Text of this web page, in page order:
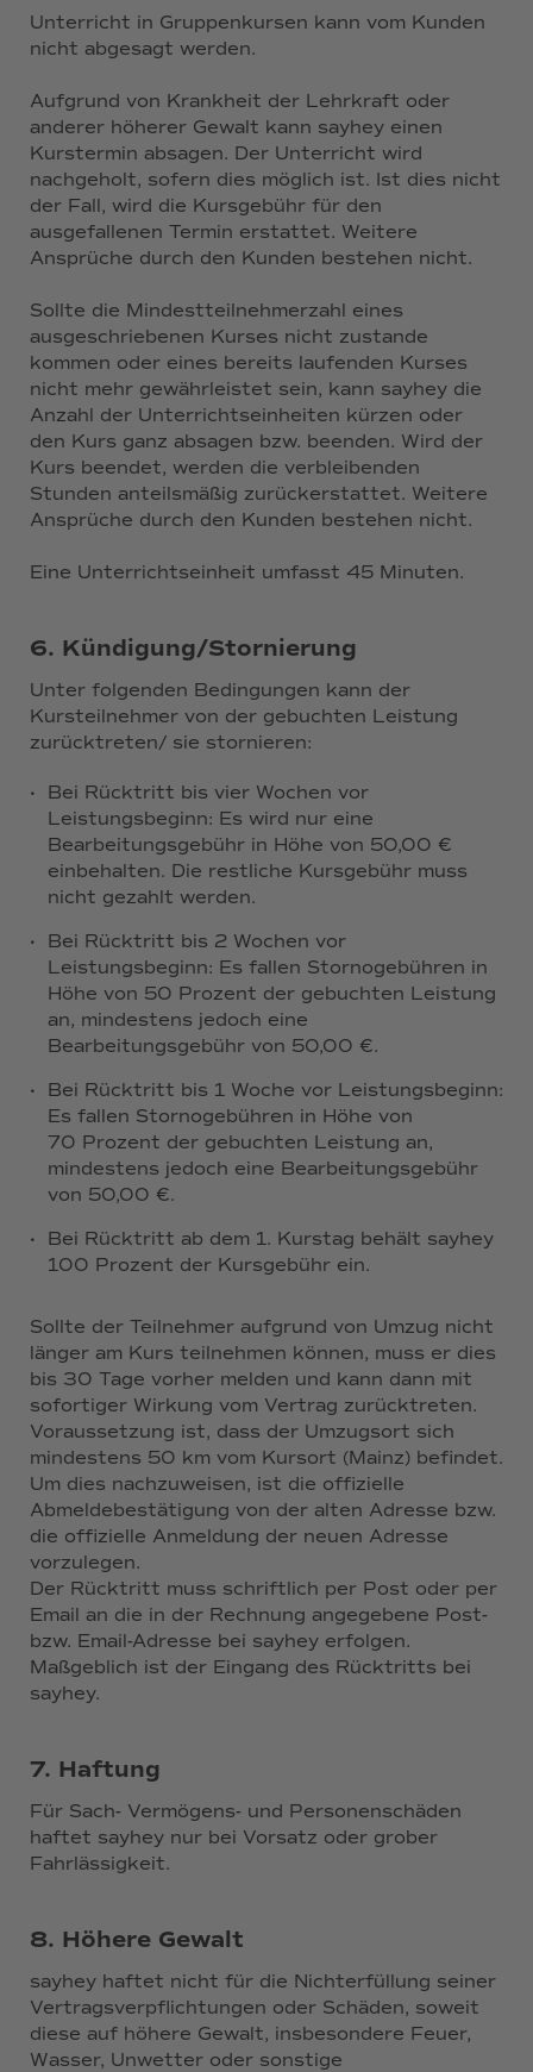
Unterricht in Gruppenkursen kann vom Kunden
nicht abgesagt werden.
Aufgrund von Krankheit der Lehrkraft oder
anderer höherer Gewalt kann sayhey einen
Kurstermin absagen. Der Unterricht wird
nachgeholt, sofern dies möglich ist. Ist dies nicht
der Fall, wird die Kursgebühr für den
ausgefallenen Termin erstattet. Weitere
Ansprüche durch den Kunden bestehen nicht.
Sollte die Mindestteilnehmerzahl eines
ausgeschriebenen Kurses nicht zustande
kommen oder eines bereits laufenden Kurses
nicht mehr gewährleistet sein, kann sayhey die
Anzahl der Unterrichtseinheiten kürzen oder
den Kurs ganz absagen bzw. beenden. Wird der
Kurs beendet, werden die verbleibenden
Stunden anteilsmäßig zurückerstattet. Weitere
Ansprüche durch den Kunden bestehen nicht.
Eine Unterrichtseinheit umfasst 45 Minuten.
6. Kündigung/Stornierung
Unter folgenden Bedingungen kann der
Kursteilnehmer von der gebuchten Leistung
zurücktreten/ sie stornieren:
·
Bei Rücktritt bis vier Wochen vor
Leistungsbeginn: Es wird nur eine
Bearbeitungsgebühr in Höhe von 50,00 €
einbehalten. Die restliche Kursgebühr muss
nicht gezahlt werden.
·
Bei Rücktritt bis 2 Wochen vor
Leistungsbeginn: Es fallen Stornogebühren in
Höhe von 50 Prozent der gebuchten Leistung
an, mindestens jedoch eine
Bearbeitungsgebühr von 50,00 €.
·
Bei Rücktritt bis 1 Woche vor Leistungsbeginn:
Es fallen Stornogebühren in Höhe von
70 Prozent der gebuchten Leistung an,
mindestens jedoch eine Bearbeitungsgebühr
von 50,00 €.
·
Bei Rücktritt ab dem 1. Kurstag behält sayhey
100 Prozent der Kursgebühr ein.
Sollte der Teilnehmer aufgrund von Umzug nicht
länger am Kurs teilnehmen können, muss er dies
bis 30 Tage vorher melden und kann dann mit
sofortiger Wirkung vom Vertrag zurücktreten.
Voraussetzung ist, dass der Umzugsort sich
mindestens 50 km vom Kursort (Mainz) befindet.
Um dies nachzuweisen, ist die offizielle
Abmeldebestätigung von der alten Adresse bzw.
die offizielle Anmeldung der neuen Adresse
vorzulegen.
Der Rücktritt muss schriftlich per Post oder per
Email an die in der Rechnung angegebene Post-
bzw. Email-Adresse bei sayhey erfolgen.
Maßgeblich ist der Eingang des Rücktritts bei
sayhey.
7. Haftung
Für Sach- Vermögens- und Personenschäden
haftet sayhey nur bei Vorsatz oder grober
Fahrlässigkeit.
8. Höhere Gewalt
sayhey haftet nicht für die Nichterfüllung seiner
Vertragsverpflichtungen oder Schäden, soweit
diese auf höhere Gewalt, insbesondere Feuer,
Wasser, Unwetter oder sonstige